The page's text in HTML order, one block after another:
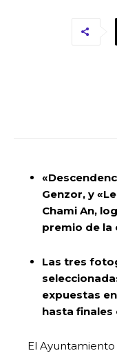
Genzor, y
Chami An,
premio de la
Las tres
expuestas
hasta finales
El Ayuntamiento